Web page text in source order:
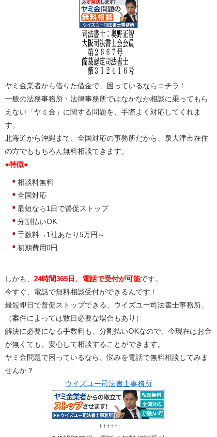
ヤミ金業者から借りた借金で、困っているならコチラ！
一般の法務事務所・法律事務所ではなかなか相談に乗ってもら
えない「ヤミ金」に関する問題を、手際よく対応してくれま
す。
北海道から沖縄まで、全国対応の事務所だから、泉大津市在住
の方でももちろん無料相談できます。
●特徴●
相談料無料
全国対応
最短なら1日で督促ストップ
分割払いOK
手数料→1社あたり5万円～
初期費用0円
しかも、 24時間365日、電話で受付が可能です。
今すぐ、電話で無料相談受付ができるんです！
最短即日で督促ストップできる、ウイズユー司法書士事務所。
（案件によっては数日必要な場合もあり）
解決に必要になる手数料も、分割払いOKなので、今現在はお金
が無くても、安心して相談することができます。
ヤミ金問題で困っているなら、悩みを電話で無料相談してみま
せんか？
ウイズユー司法書士事務所
↑↑↑↑↑